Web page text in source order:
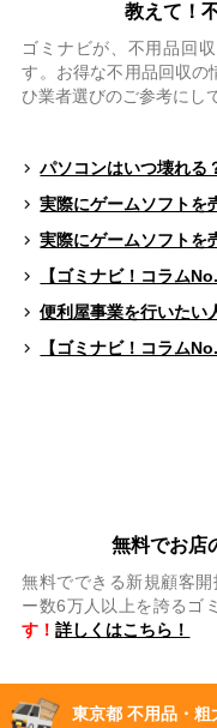
教えて！
ゴミナビが、不用品回
す。お得な不用品回収の
ひ業者選びのご参考にし
パソコンはいつ壊れる
実際にゲームソフトを
実際にゲームソフトを
【ゴミナビ！コラム
便利屋事業を行いたい
【ゴミナビ！コラムNo.39】型
無料でお店
無料でできる新規顧客
ー数6万人以上を誇るゴ
す！詳しくはこちら！
東京都 不用品・粗